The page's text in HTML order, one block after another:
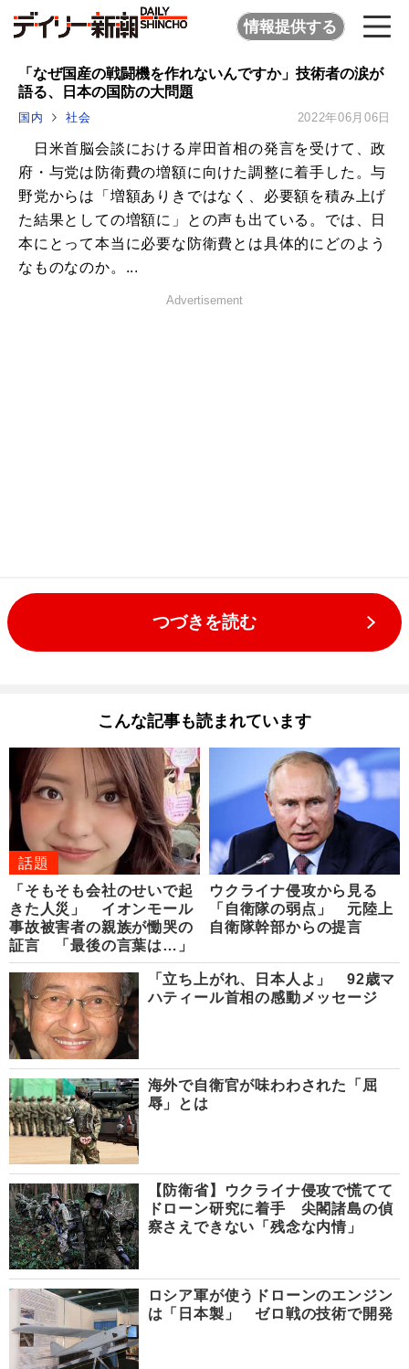
情報提供する
「なぜ国産の戦闘機を作れないんですか」技術者の涙が
語る、日本の国防の大問題
国内 社会 2022年06月06日
日米首脳会談における岸田首相の発言を受けて、政
府・与党は防衛費の増額に向けた調整に着手した。与
野党からは「増額ありきではなく、必要額を積み上げ
た結果としての増額に」との声も出ている。では、日
本にとって本当に必要な防衛費とは具体的にどのよう
なものなのか。...
Advertisement
つづきを読む
こんな記事も読まれています
話題
「そもそも会社のせいで起
きた人災」 イオンモール
事故被害者の親族が慟哭の
証言 「最後の言葉は…」
ウクライナ侵攻から見る
「自衛隊の弱点」 元陸上
自衛隊幹部からの提言
「立ち上がれ、日本人よ」 92歳マ
ハティール首相の感動メッセージ
海外で自衛官が味わわされた「屈
辱」とは
【防衛省】ウクライナ侵攻で慌てて
ドローン研究に着手 尖閣諸島の偵
察さえできない「残念な内情」
ロシア軍が使うドローンのエンジン
は「日本製」 ゼロ戦の技術で開発